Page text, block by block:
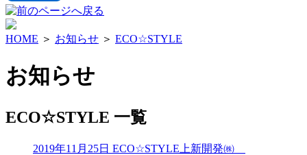
HOME ＞ お知らせ ＞ ECO☆STYLE
お知らせ
ECO☆STYLE 一覧
2019年11月25日 ECO☆STYLE 上新開発㈱